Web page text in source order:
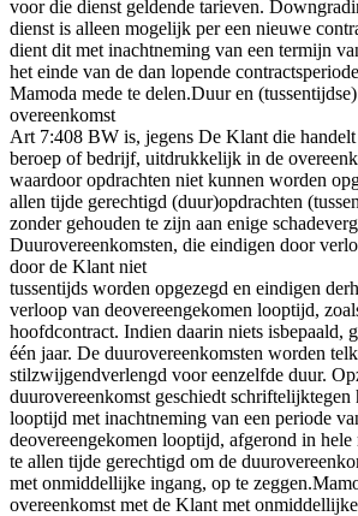
voor die dienst geldende tarieven.
dienst is alleen mogelijk per een nieuwe
dient dit met inachtneming van een termijn
het einde van de dan lopende
Mamoda mede te delen.Duur en
overeenkomst
Art 7:408 BW is, jegens De Klant die
beroep of bedrijf, uitdrukkelijk in de
waardoor opdrachten niet kunnen worden
allen tijde gerechtigd (duur)opdrachten
zonder gehouden te zijn aan enige
Duurovereenkomsten, die eindigen door
door de Klant niet
tussentijds worden opgezegd en eindigen
verloop van deovereengekomen looptijd,
hoofdcontract. Indien daarin niets isbepaald,
één jaar. De duurovereenkomsten worden
stilzwijgendverlengd voor eenzelfde duur.
duurovereenkomst geschiedt schriftelijktegen
looptijd met inachtneming van een periode
deovereengekomen looptijd, afgerond in hele
te allen tijde gerechtigd om de
met onmiddellijke ingang, op te
overeenkomst met de Klant met